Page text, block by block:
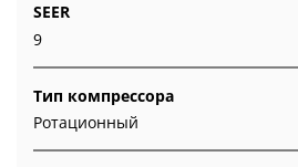
SEER
9
Тип компрессора
Ротационный